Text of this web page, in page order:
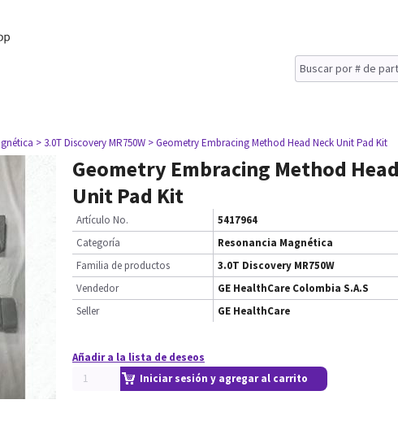
> 3.0T Discovery MR750W > Geometry Embracing Method Head Neck Unit Pad Kit
Geometry Embracing Method
Unit Pad Kit
Artículo No.
5417964
Categoría
Resonancia Magnética
Familia de productos
3.0T Discovery MR750W
Vendedor
GE HealthCare Colombia S.A.S
Seller
GE HealthCare
Añadir a la lista de deseos
Iniciar sesión y agregar al carrito